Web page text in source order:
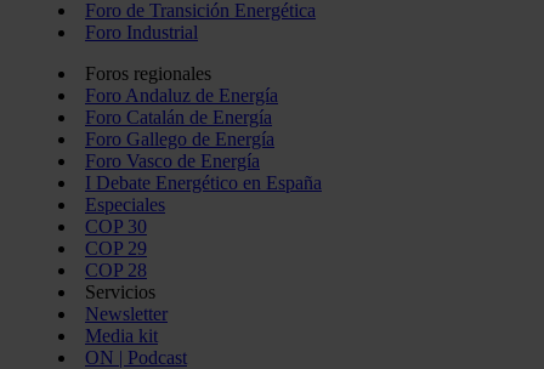
Foro de Transición Energética
Foro Industrial
Foros regionales
Foro Andaluz de Energía
Foro Catalán de Energía
Foro Gallego de Energía
Foro Vasco de Energía
I Debate Energético en España
Especiales
COP 30
COP 29
COP 28
Servicios
Newsletter
Media kit
ON | Podcast